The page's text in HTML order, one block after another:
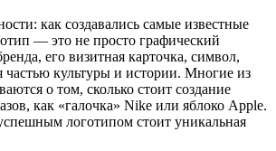
как создавались самые известные
— это не просто графический
его визитная карточка, символ,
частью культуры и истории. Многие из
о том, сколько стоит создание
как «галочка» Nike или яблоко Apple.
логотипом стоит уникальная